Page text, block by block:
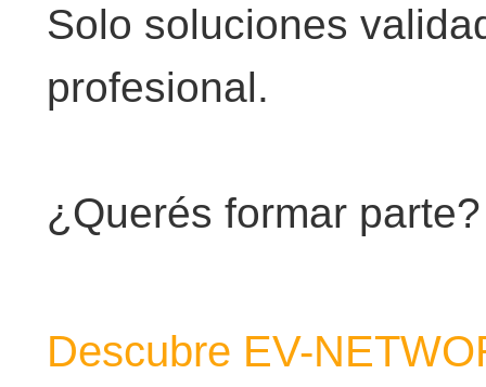
Solo soluciones
profesional.
¿Querés formar parte?
Descubre EV-